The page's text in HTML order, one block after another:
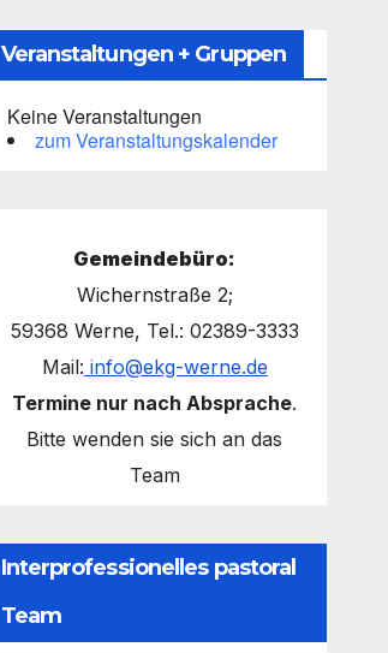
Veranstaltungen + Gruppen
Keine Veranstaltungen
zum Veranstaltungskalender
Gemeindebüro:
Wichernstraße 2;
59368 Werne, Tel.: 02389-3333
Mail: info@ekg-werne.de
Termine nur nach Absprache.
Bitte wenden sie sich an das
Team
Interprofessionelles pastoral
Team